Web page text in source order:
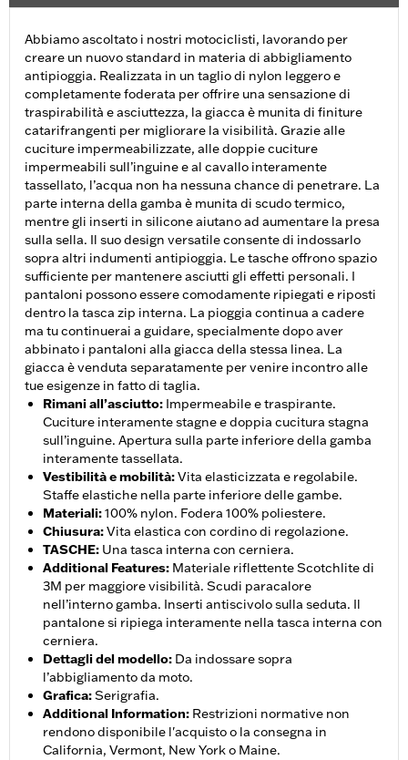
Abbiamo ascoltato i nostri motociclisti, lavorando per
creare un nuovo standard in materia di abbigliamento
antipioggia. Realizzata in un taglio di nylon leggero e
completamente foderata per offrire una sensazione di
traspirabilità e asciuttezza, la giacca è munita di finiture
catarifrangenti per migliorare la visibilità. Grazie alle
cuciture impermeabilizzate, alle doppie cuciture
impermeabili sull’inguine e al cavallo interamente
tassellato, l’acqua non ha nessuna chance di penetrare. La
parte interna della gamba è munita di scudo termico,
mentre gli inserti in silicone aiutano ad aumentare la presa
sulla sella. Il suo design versatile consente di indossarlo
sopra altri indumenti antipioggia. Le tasche offrono spazio
sufficiente per mantenere asciutti gli effetti personali. I
pantaloni possono essere comodamente ripiegati e riposti
dentro la tasca zip interna. La pioggia continua a cadere
ma tu continuerai a guidare, specialmente dopo aver
abbinato i pantaloni alla giacca della stessa linea. La
giacca è venduta separatamente per venire incontro alle
tue esigenze in fatto di taglia.
Rimani all’asciutto: Impermeabile e traspirante.
Cuciture interamente stagne e doppia cucitura stagna
sull’inguine. Apertura sulla parte inferiore della gamba
interamente tassellata.
Vestibilità e mobilità:Vita elasticizzata e regolabile.
Staffe elastiche nella parte inferiore delle gambe.
Materiali:100% nylon. Fodera 100% poliestere.
Chiusura:Vita elastica con cordino di regolazione.
TASCHE: Una tasca interna con cerniera.
Additional Features: Materiale riflettente Scotchlite di
3M per maggiore visibilità. Scudi paracalore
nell’interno gamba. Inserti antiscivolo sulla seduta. Il
pantalone si ripiega interamente nella tasca interna con
cerniera.
Dettagli del modello: Da indossare sopra
l’abbigliamento da moto.
Grafica:Serigrafia.
Additional Information: Restrizioni normative non
rendono disponibile l'acquisto o la consegna in
California, Vermont, New York o Maine.